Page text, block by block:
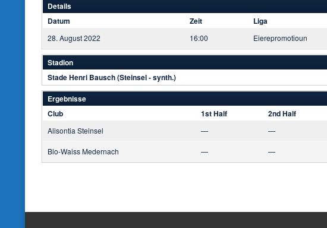
Details
Datum
Zeit Liga
28. August 2022 16:00 Eierepromotioun
Stadion
Stade Henri Bausch (Steinsel - synth.)
Ergebnisse
Club
1st Half 2nd Half
Alisontia Steinsel — —
Blo-Waiss Medernach — —